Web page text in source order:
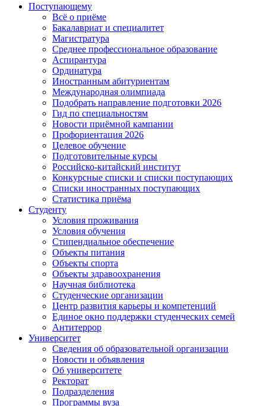
Поступающему
Всё о приёме
Бакалавриат и специалитет
Магистратура
Среднее профессиональное образование
Аспирантура
Ординатура
Иностранным абитуриентам
Международная олимпиада
Подобрать направление подготовки 2026
Гид по специальностям
Новости приёмной кампании
Профориентация 2026
Целевое обучение
Подготовительные курсы
Российско-китайский институт
Конкурсные списки и списки поступающих
Списки иностранных поступающих
Статистика приёма
Студенту
Условия проживания
Условия обучения
Стипендиальное обеспечение
Объекты питания
Объекты спорта
Объекты здравоохранения
Научная библиотека
Студенческие организации
Центр развития карьеры и компетенций
Единое окно поддержки студенческих семей
Антитеррор
Университет
Сведения об образовательной организации
Новости и объявления
Об университете
Ректорат
Подразделения
Программы вуза